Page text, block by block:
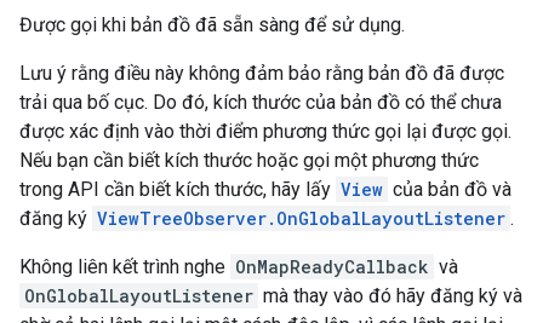
Được gọi khi bản đồ đã sẵn sàng để sử dụng.
Lưu ý rằng điều này không đảm bảo rằng bản đồ đã được
trải qua bố cục. Do đó, kích thước của bản đồ có thể chưa
được xác định vào thời điểm phương thức gọi lại được gọi.
Nếu bạn cần biết kích thước hoặc gọi một phương thức
trong API cần biết kích thước, hãy lấy View của bản đồ và
đăng ký ViewTreeObserver.OnGlobalLayoutListener .
Không liên kết trình nghe OnMapReadyCallback và
OnGlobalLayoutListener mà thay vào đó hãy đăng ký và